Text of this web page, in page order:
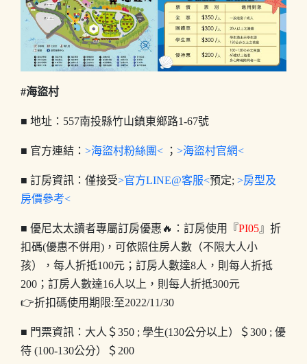
#海盜村
■ 地址：557南投縣竹山鎮東鄉路1-67號
■ 官方連結： >海盜村粉絲團< ； >海盜村官網<
■ 訂房資訊：僅接受>官方LINE@客服<預定; >房型及
房價參考<
■ 優尼太太讀者專屬訂房優惠🔥：訂房使用『PI05』折
扣碼(優惠不併用)，可依照住房人數（不限大人小
孩），每人折抵100元；訂房人數達8人，則每人折抵
200；訂房人數達16人以上，則每人折抵300元
👉折扣碼使用期限:至2022/11/30
■ 門票資訊：大人＄350 ; 學生(130公分以上）＄300 ; 優
待 (100-130公分）＄200